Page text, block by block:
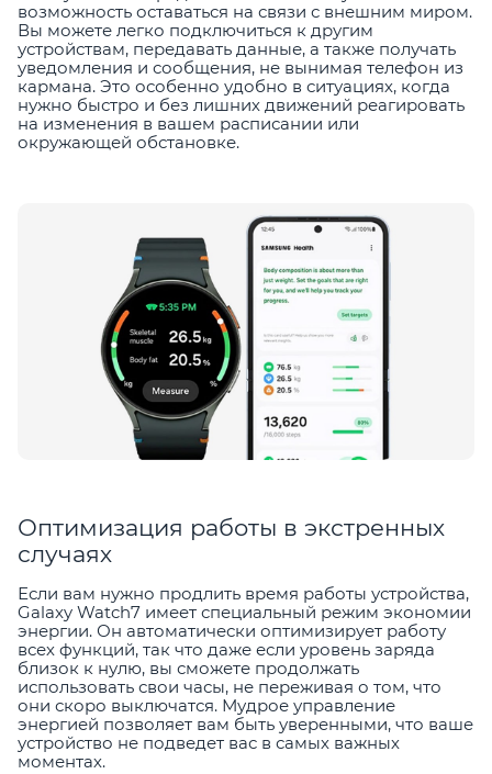
возможность оставаться на связи с внешним миром.
Вы можете легко подключиться к другим
устройствам, передавать данные, а также получать
уведомления и сообщения, не вынимая телефон из
кармана. Это особенно удобно в ситуациях, когда
нужно быстро и без лишних движений реагировать
на изменения в вашем расписании или
окружающей обстановке.
Оптимизация работы в экстренных
случаях
Если вам нужно продлить время работы устройства,
Galaxy Watch7 имеет специальный режим экономии
энергии. Он автоматически оптимизирует работу
всех функций, так что даже если уровень заряда
близок к нулю, вы сможете продолжать
использовать свои часы, не переживая о том, что
они скоро выключатся. Мудрое управление
энергией позволяет вам быть уверенными, что ваше
устройство не подведет вас в самых важных
моментах.